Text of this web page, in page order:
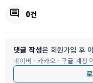
comment 0건
댓글 작성은 회원가입 후
네이버 · 카카오 · 구글 계정